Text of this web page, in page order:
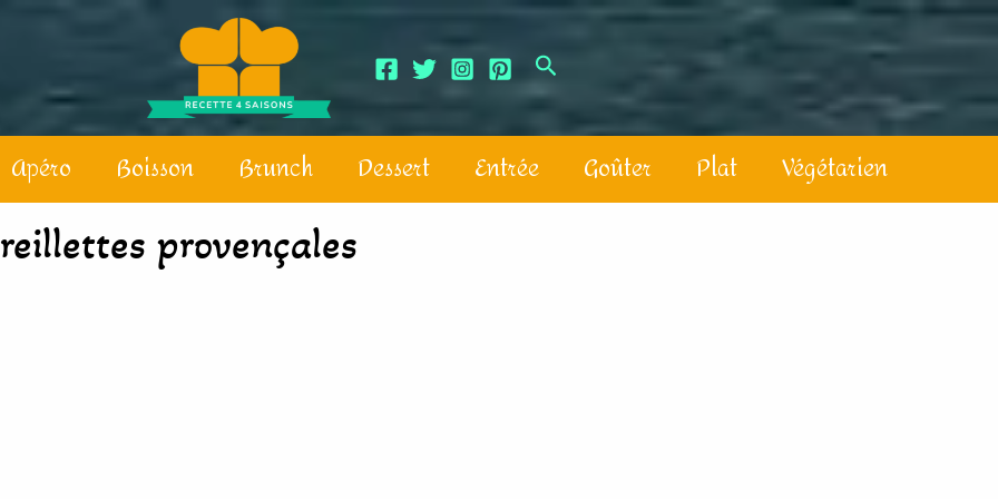
Apéro Boisson Brunch Dessert Entrée Goûter Plat Végétarien
provençales